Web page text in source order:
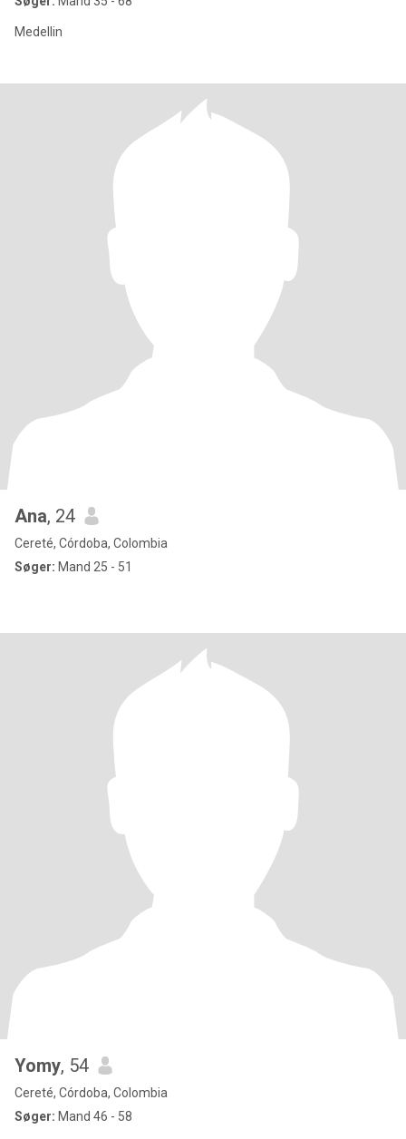
Medellin
Ana, 24
Cereté, Córdoba, Colombia
Søger: Mand 25 - 51
Yomy, 54
Cereté, Córdoba, Colombia
Søger: Mand 46 - 58